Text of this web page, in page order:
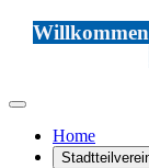
Willkommen
Home